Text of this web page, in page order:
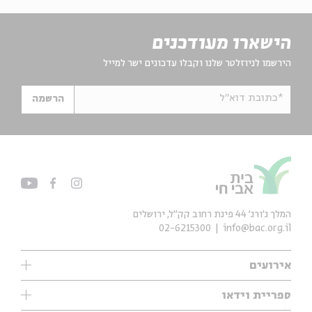
הישארו מעודכנים
הירשמו לניוזלטר שלנו וקבלו עדכונים ישר למייל
*כתובת דוא"ל הרשמה
אירועים
עיון
אנגלית
ספריית וידאו
המלך ג'ורג' 44 פינת רחוב קק״ל, ירושלים
info@bac.org.il
02-6215300